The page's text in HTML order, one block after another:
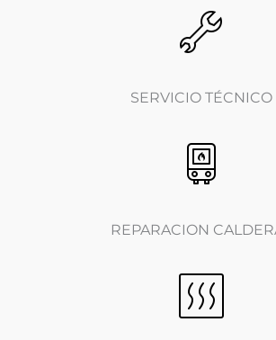
SERVICIO TÉCNICO
REPARACION